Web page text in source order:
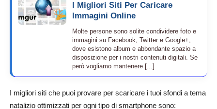
I Migliori Siti Per Caricare
Immagini Online
Molte persone sono solite condividere foto e
immagini su Facebook, Twitter e Google+,
dove esistono album e abbondante spazio a
disposizione per i nostri contenuti digitali. Se
però vogliamo mantenere [...]
I migliori siti che puoi provare per scaricare i tuoi sfondi a tema
natalizio ottimizzati per ogni tipo di smartphone sono: